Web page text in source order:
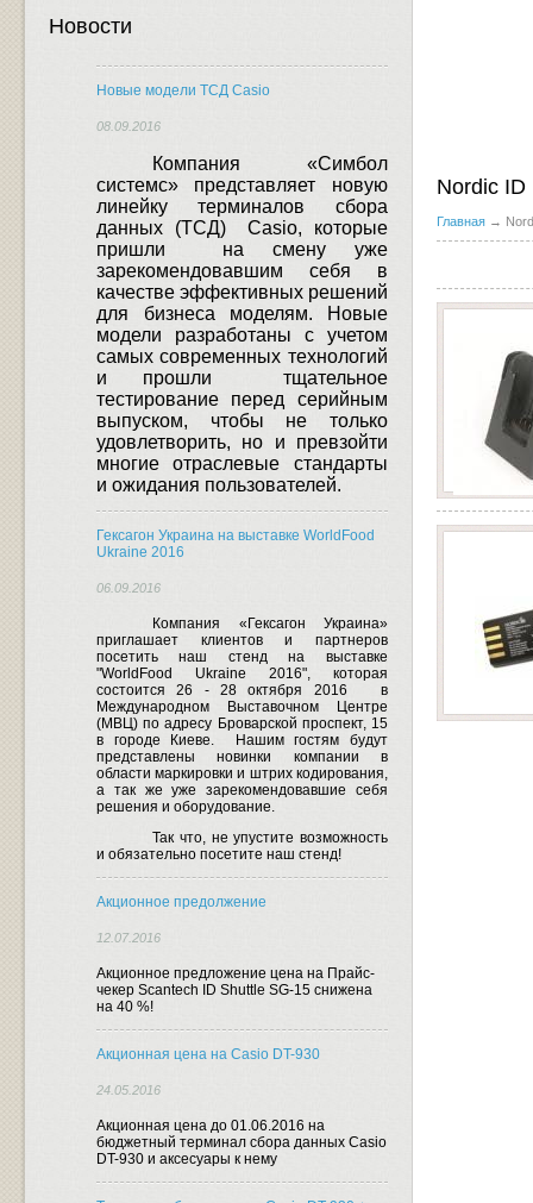
Новости
Новые модели ТСД Casio
08.09.2016
Компания «Симбол
системс» представляет новую
линейку терминалов сбора
данных (ТСД)
Casio, которые
пришли
на смену уже
зарекомендовавшим себя в
качестве эффективных решений
для бизнеса моделям.
Новые
модели разработаны с учетом
самых современных технологий
и прошли
тщательное
тестирование перед серийным
выпуском, чтобы не только
удовлетворить, но и превзойти
многие отраслевые стандарты
и ожидания пользователей.
Гексагон Украина на выставке WorldFood
Ukraine 2016
06.09.2016
Компания «Гексагон Украина»
приглашает клиентов и партнеров
посетить наш стенд на выставке
"WorldFood Ukraine 2016", которая
состоится 26 - 28 октября 2016
в
Международном Выставочном Центре
(МВЦ) по адресу Броварской проспект, 15
в городе Киеве.
Нашим гостям будут
представлены новинки компании в
области маркировки и штрих кодирования,
а так же уже зарекомендовавшие себя
решения и оборудование.
Так что, не упустите возможность
и обязательно посетите наш стенд!
Акционное предолжение
12.07.2016
Акционное предложение цена на Прайс-
чекер Scantech ID Shuttle SG-15 снижена
на 40 %!
Акционная цена на Casio DT-930
24.05.2016
Акционная цена до 01.06.2016 на
бюджетный терминал сбора данных Casio
DT-930 и аксесуары к нему
Nordic ID
Главная →